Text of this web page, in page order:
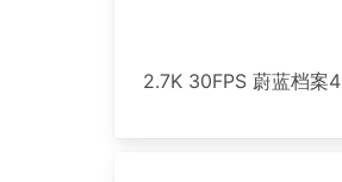
2.7K 30FPS 蔚蓝档案4